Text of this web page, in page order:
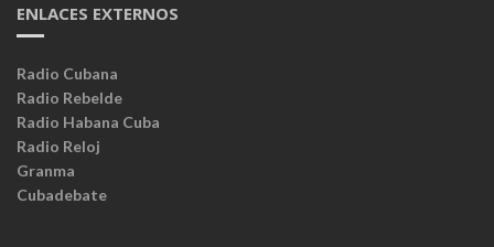
ENLACES EXTERNOS
Radio Cubana
Radio Rebelde
Radio Habana Cuba
Radio Reloj
Granma
Cubadebate